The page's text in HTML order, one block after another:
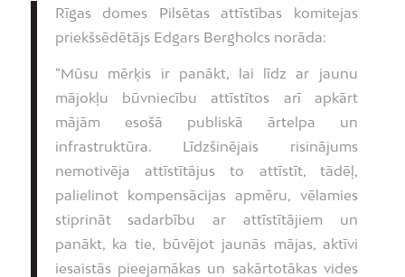
Rīgas domes Pilsētas attīstības komitejas
priekšsēdētājs Edgars Bergholcs norāda:
“Mūsu mērķis ir panākt, lai līdz ar jaunu
mājokļu būvniecību attīstītos arī apkārt
mājām esošā publiskā ārtelpa un
infrastruktūra. Līdzšinējais risinājums
nemotivēja attīstītājus to attīstīt, tādēļ,
palielinot kompensācijas apmēru, vēlamies
stiprināt sadarbību ar attīstītājiem un
panākt, ka tie, būvējot jaunās mājas, aktīvi
iesaistās pieejamākas un sakārtotākas vides